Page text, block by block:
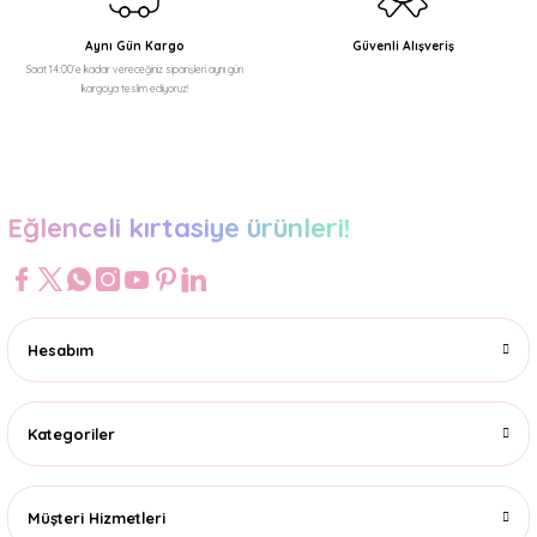
Aynı Gün Kargo
Saat 14:00'e kadar vereceğiniz siparişleri aynı gün
kargoya teslim ediyoruz!
Güvenli Alışveriş
Eğlenceli kırtasiye ürünleri!
Hesabım
Kategoriler
Müşteri Hizmetleri